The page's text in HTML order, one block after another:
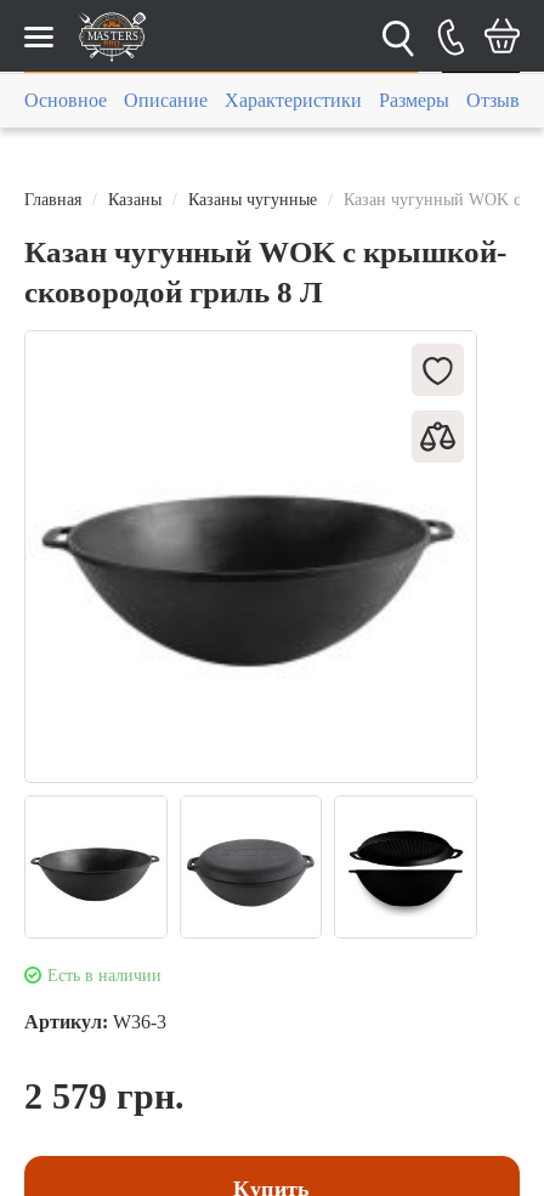
Каталог
Главная Казаны Казаны чугунные Казан чугунный WOK с
Казан чугунный WOK с крышкой-
сковородой гриль 8 Л
Есть в наличии
Артикул: W36-3
2 579 грн.
Купить
Основное Описание Характеристики Размеры Отзывы